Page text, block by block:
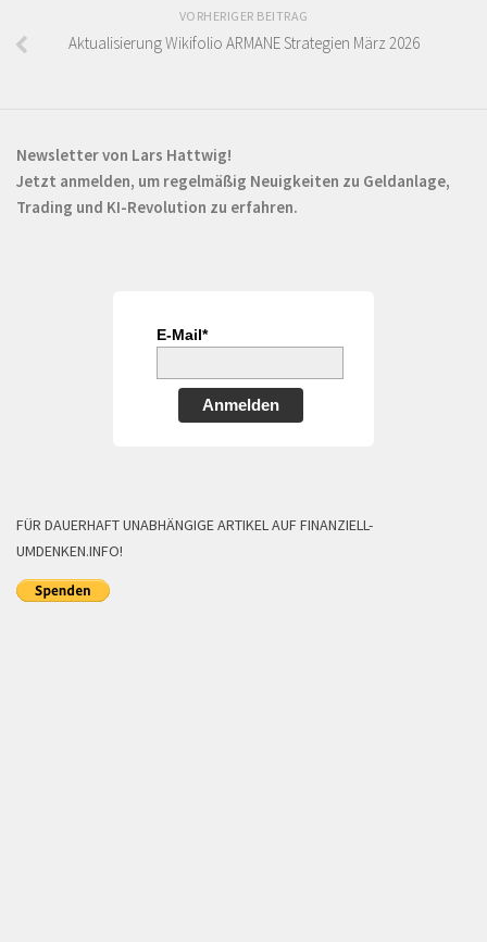
VORHERIGER BEITRAG
Aktualisierung Wikifolio ARMANE Strategien März 2026
Newsletter von Lars Hattwig!
Jetzt anmelden, um regelmäßig Neuigkeiten zu Geldanlage,
Trading und KI-Revolution zu erfahren.
E-Mail*
Anmelden
FÜR DAUERHAFT UNABHÄNGIGE ARTIKEL AUF FINANZIELL-
UMDENKEN.INFO!